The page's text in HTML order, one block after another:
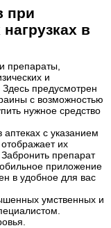
при
в
препараты,
и
предусмотрен
с возможностью
нужное средство
с указанием
их
препарат
приложение
в удобное для вас
умственных и